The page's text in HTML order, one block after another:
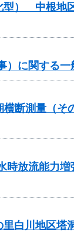
型） 中根
）に関する
断測量（そ
放流能力
白川地区